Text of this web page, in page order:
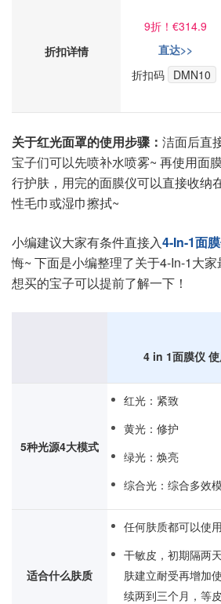
折扣详情
9折！€314.9
直达>>
折扣码
DMN10
关于红光面罩的使用步骤： 洁面后直
宝子们可以先喷补水喷雾~ 再使用面
行护肤，用完的面膜仪可以直接收纳
性毛巾或湿巾擦拭~
小编建议大家有条件直接入4-In-1面
悔~ 下面是小编整理了关于4-In-1大家
想买的宝子可以提前了解一下！
4 in 1面膜仪
5种光源4大模式
红光：紧致
黄光：修护
绿光：焕亮
综合光：综合多效
适合什么肤质
任何肤质都可以使用
干敏皮，初期隔两
肤建立耐受再增加
续两到三个月，等